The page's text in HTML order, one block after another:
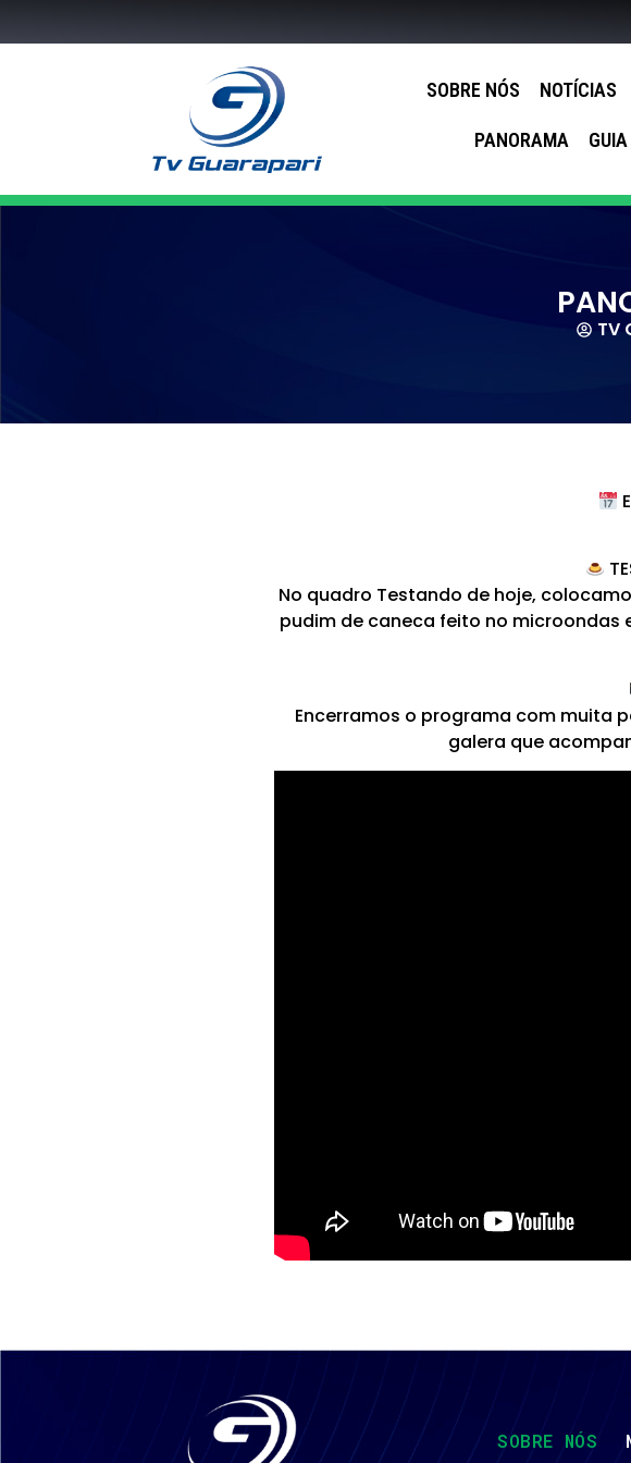
SOBRE NÓS NOTÍCIAS
PANORAMA
TV
No quadro Testando de hoje,
pudim de caneca feito no microondas
Encerramos o programa com muita
galera que
SOBRE NÓS